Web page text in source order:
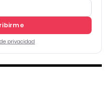
privacidad